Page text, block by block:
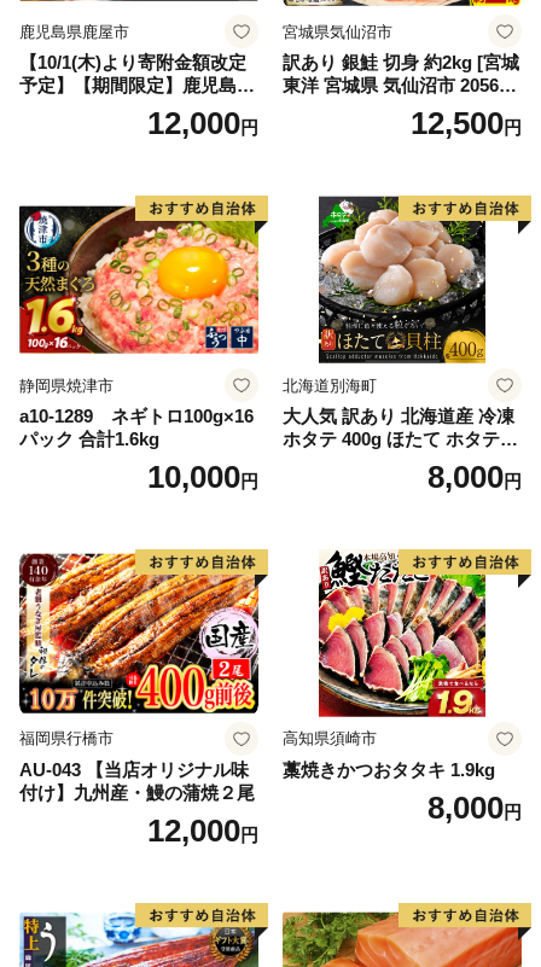
鹿児島県鹿屋市
【10/1(木)より寄附金額改定
予定】【期間限定】鹿児島県
大隅産うなぎ蒲焼4尾（400
g） KN007-02312,000円
宮城県気仙沼市
訳あり 銀鮭 切身 約2kg [宮城
東洋 宮城県 気仙沼市 205649
91] 鮭 魚介類 海鮮 訳アリ 規
格外 不揃い さけ サケ 鮭切身
切り身 魚 わけあり
12,500円
静岡県焼津市
a10-1289 ネギトロ100g×16
パック 合計1.6kg
10,000円
北海道別海町
大人気 訳あり 北海道産 冷凍
ホタテ 400g ほたて ホタテ
8,000円
福岡県行橋市
AU-043 【当店オリジナル味
付け】九州産・鰻の蒲焼２尾
12,000円
高知県須崎市
藁焼きかつおタタキ 1.9kg
8,000円